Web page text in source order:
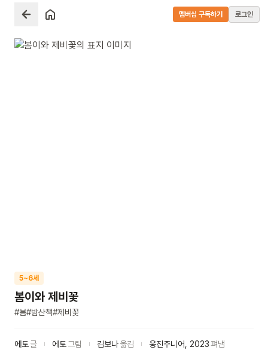
멤버십 구독하기 로그인
5~6세
봄이와 제비꽃
#봄#밤산책#제비꽃
에토 글 에토 그림 김보나옮김 웅진주니어 2023펴냄